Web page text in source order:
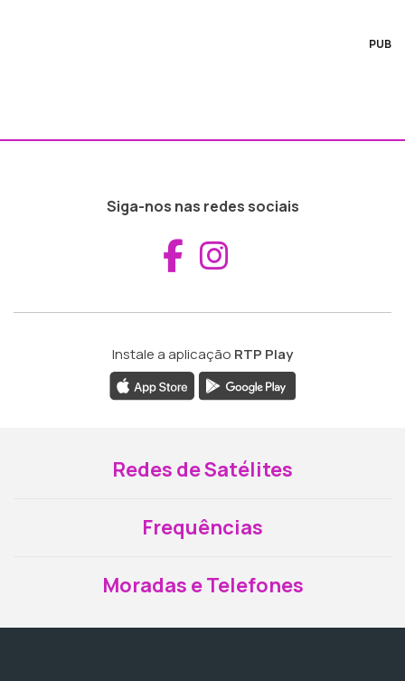
PUB
Siga-nos nas redes sociais
Aceder ao
Instale a aplicação RTP Play
Redes de Satélites
Frequências
Moradas e Telefones